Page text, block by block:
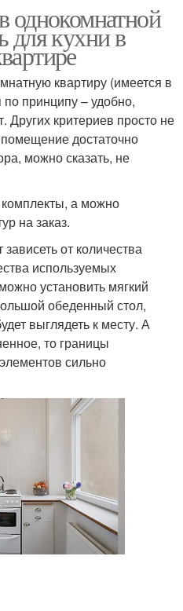
однокомнатной
для кухни в
квартиру (имеется в
принципу – удобно,
Других критериев просто не
достаточно
можно сказать, не
а можно
на заказ.
от количества
используемых
установить мягкий
обеденный стол,
выглядеть к месту. А
то границы
сильно